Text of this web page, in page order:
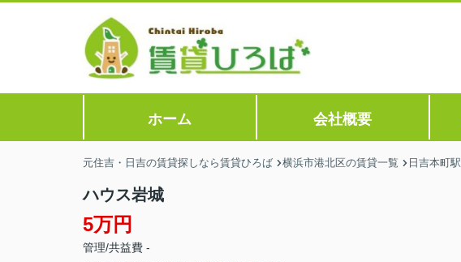
ホーム 会社概要
元住吉・日吉の賃貸探しなら賃貸ひろば 横浜市港北区の賃貸一覧 日吉本町駅
ハウス岩城
5万円
管理/共益費 -